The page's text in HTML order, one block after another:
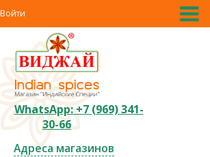
Войти
WhatsApp: +7 (969) 341-
30-66
Адреса магазинов